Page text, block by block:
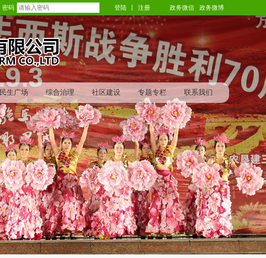
密码 登陆 注册 政务微信 政务微博
民生广场 综合治理 社区建设 专题专栏 联系我们